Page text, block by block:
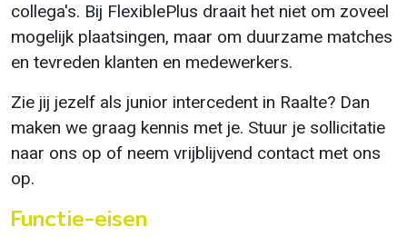
collega's. Bij FlexiblePlus draait het niet om zoveel
mogelijk plaatsingen, maar om duurzame matches
en tevreden klanten en medewerkers.
Zie jij jezelf als junior intercedent in Raalte? Dan
maken we graag kennis met je. Stuur je sollicitatie
naar ons op of neem vrijblijvend contact met ons
op.
Functie-eisen